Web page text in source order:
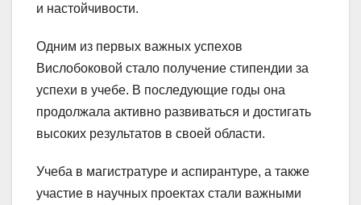
и настойчивости.
Одним из первых важных успехов
Вислобоковой стало получение стипендии за
успехи в учебе. В последующие годы она
продолжала активно развиваться и достигать
высоких результатов в своей области.
Учеба в магистратуре и аспирантуре, а также
участие в научных проектах стали важными